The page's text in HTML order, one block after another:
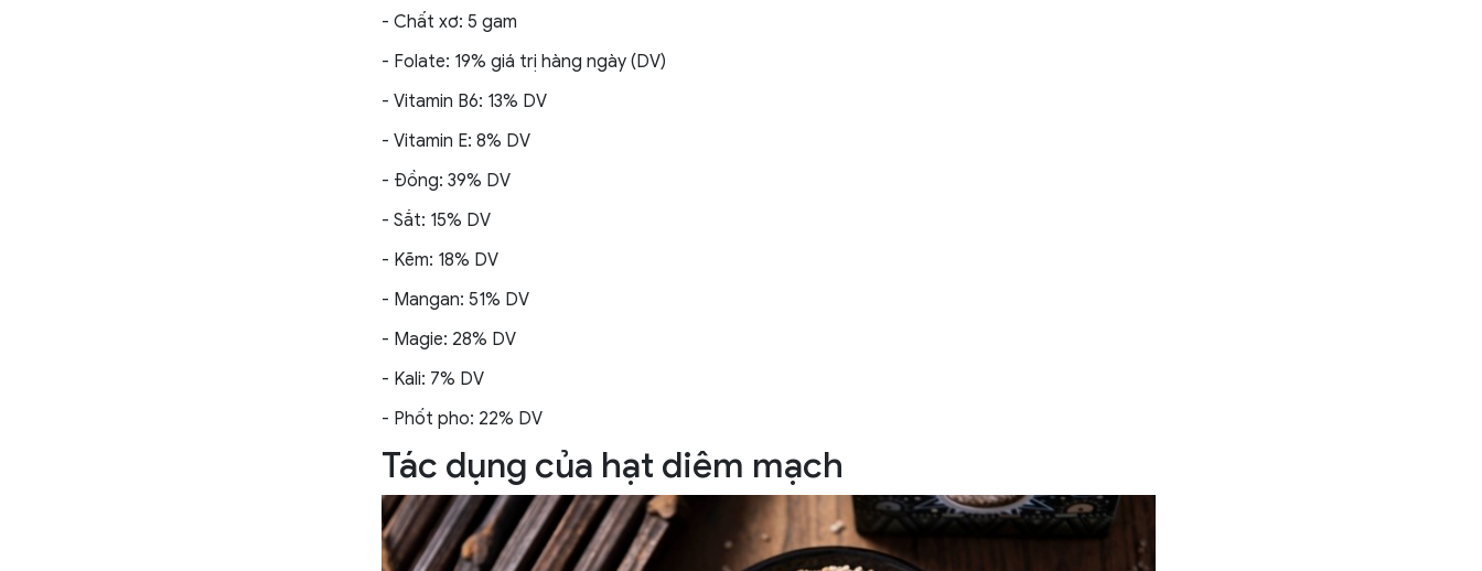
- Chất xơ: 5 gam
- Folate: 19% giá trị hàng ngày (DV)
- Vitamin B6: 13% DV
- Vitamin E: 8% DV
- Đồng: 39% DV
- Sắt: 15% DV
- Kẽm: 18% DV
- Mangan: 51% DV
- Magie: 28% DV
- Kali: 7% DV
- Phốt pho: 22% DV
Tác dụng của hạt diêm mạch